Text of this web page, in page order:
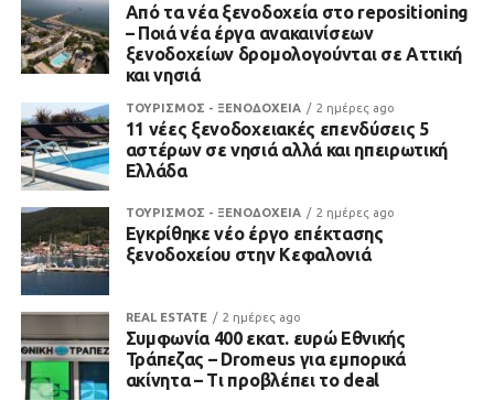
Από τα νέα ξενοδοχεία στο repositioning
– Ποιά νέα έργα ανακαινίσεων
ξενοδοχείων δρομολογούνται σε Αττική
και νησιά
ΤΟΥΡΙΣΜΟΣ - ΞΕΝΟΔΟΧΕΙΑ 2 ημέρες ago
11 νέες ξενοδοχειακές επενδύσεις 5
αστέρων σε νησιά αλλά και ηπειρωτική
Ελλάδα
ΤΟΥΡΙΣΜΟΣ - ΞΕΝΟΔΟΧΕΙΑ 2 ημέρες ago
Εγκρίθηκε νέο έργο επέκτασης
ξενοδοχείου στην Κεφαλονιά
REAL ESTATE 2 ημέρες ago
Συμφωνία 400 εκατ. ευρώ Εθνικής
Τράπεζας – Dromeus για εμπορικά
ακίνητα – Τι προβλέπει το deal